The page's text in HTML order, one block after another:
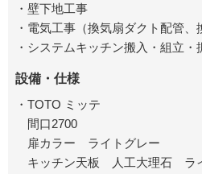
・壁下地工事
・電気工事（換気扇ダクト配管、
・システムキッチン搬入・組立・
設備・仕様
・TOTO ミッテ
間口2700
扉カラー ライトグレー
キッチン天板 人工大理石 ラ